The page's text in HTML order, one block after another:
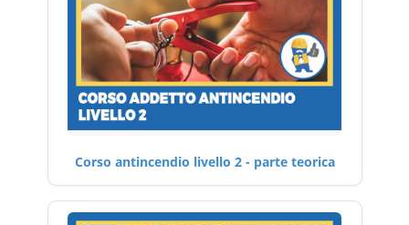
Corso antincendio livello 2 - parte teorica